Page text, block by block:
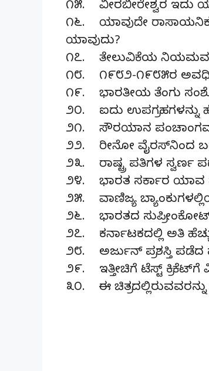
೧೫. ವೀರಬೀರೇಶ್ವರ ಇದು
೧೬. ಯಾವುದೇ
ಯಾವುದು?
೧೭. ತೇಲುವಿಕೆಯ
೧೮. ೧೯೮೨-೧೯೮೫ರ
೧೯. ಭಾರತೀಯ ತೆಂಗು
೨೦. ಐದು ಉಪಗ್ರಹಗಳನ್ನು
೨೧. ಸೌರಯಾನ
೨೨. ರೀನೋ ವೈರಸ್‌ನಿಂದ
೨೩. ರಾಷ್ಟ್ರ ಪತಿಗಳ ಸ್ವರ್ಣ
೨೪. ಭಾರತ ಸರ್ಕಾರ ಯಾವ
೨೫. ವಾಣಿಜ್ಯ
೨೬. ಭಾರತದ
೨೭. ಕರ್ನಾಟಕದಲ್ಲಿ ಅತಿ
೨೮. ಅರ್ಜುನ್ ಪ್ರಶಸ್ತಿ ಪಡೆದ
೨೯. ಇತ್ತೀಚಿಗೆ ಟೆಸ್ಟ್
೩೦. ಈ ಚಿತ್ರದಲ್ಲಿರುವವರನ್ನು